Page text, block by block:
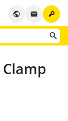
key
email
public